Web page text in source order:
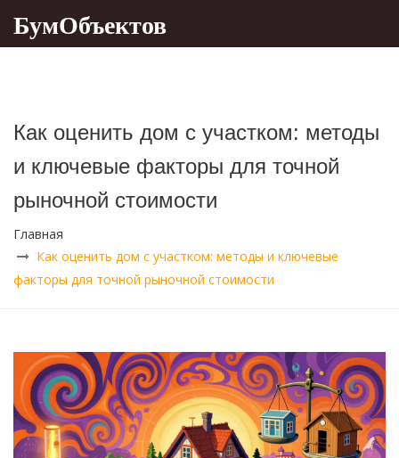
БумОбъектов
Как оценить дом с участком: методы
и ключевые факторы для точной
рыночной стоимости
Главная
Как оценить дом с участком: методы и ключевые
факторы для точной рыночной стоимости